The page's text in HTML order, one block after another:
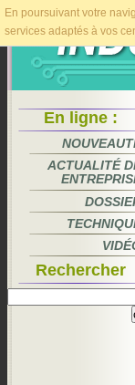
En poursuivant votre
services adaptés à vos
En ligne :
ACTUALITÉ
Rechercher